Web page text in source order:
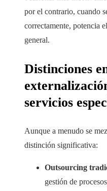
por el contrario, cuando
correctamente, potencia
general.
Distinciones
servicios
Aunque a menudo se
distinción significativa:
Outsourcing
gestión de